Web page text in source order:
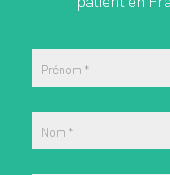
Prénom *
Nom *